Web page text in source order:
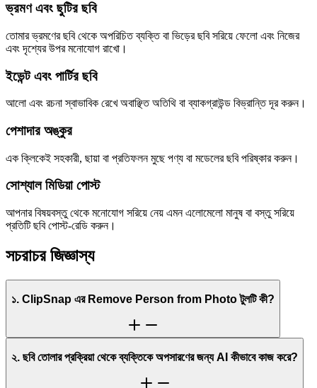
ভ্রমণ এবং ছুটির ছবি
তোমার ভ্রমণের ছবি থেকে অপরিচিত ব্যক্তি বা ভিড়ের ছবি সরিয়ে ফেলো এবং নিজের
এবং দৃশ্যের উপর মনোযোগ রাখো।
ইভেন্ট এবং পার্টির ছবি
আলো এবং রচনা স্বাভাবিক রেখে অবাঞ্ছিত অতিথি বা ব্যাকগ্রাউন্ড বিভ্রান্তি দূর করুন।
পেশাদার অঙ্কুর
এক ক্লিকেই সহকারী, ছায়া বা প্রতিফলন মুছে পণ্য বা মডেলের ছবি পরিষ্কার করুন।
সোশ্যাল মিডিয়া পোস্ট
আপনার বিষয়বস্তু থেকে মনোযোগ সরিয়ে নেয় এমন এলোমেলো মানুষ বা বস্তু সরিয়ে
প্রতিটি ছবি পোস্ট-রেডি করুন।
সচরাচর জিজ্ঞাস্য
১. ClipSnap এর Remove Person from Photo টুলটি কী?
২. ছবি তোলার প্রক্রিয়া থেকে ব্যক্তিকে অপসারণের জন্য AI কীভাবে কাজ করে?